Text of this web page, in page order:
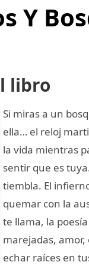
Y
libro
Si miras a un
ella… el reloj
la vida mientras
sentir que es
tiembla. El
quemar con la
te llama, la
marejadas,
echar raíces en